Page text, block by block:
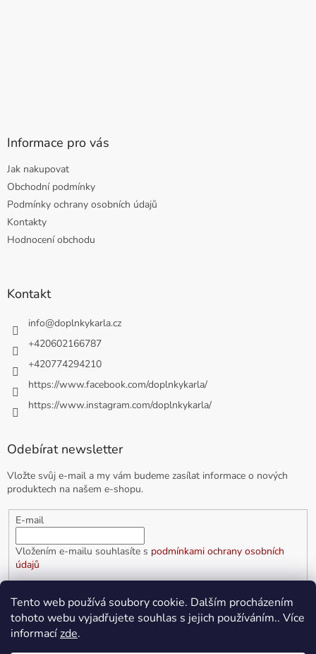
Tento web používá soubory cookie. Dalším procházením
tohoto webu vyjadřujete souhlas s jejich používáním.. Více
informacízde.
Informace pro vás
Jak nakupovat
Obchodní podmínky
Podmínky ochrany osobních údajů
Kontakty
Hodnocení obchodu
Kontakt
info@doplnkykarla.cz
+420602166787
+420774294210
https://www.facebook.com/doplnkykarla/
https://www.instagram.com/doplnkykarla/
Odebírat newsletter
Vložte svůj e-mail a my vám budeme zasílat informace o nových
produktech na našem e-shopu.
E-mail
Vložením e-mailu souhlasíte s podmínkami ochrany osobních
údajů
PŘIHLÁSIT SE